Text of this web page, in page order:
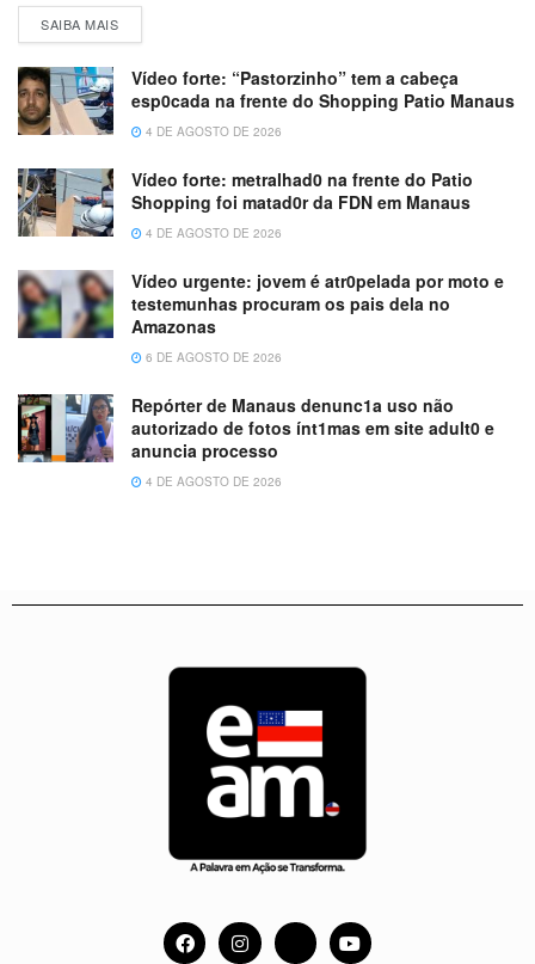
SAIBA MAIS
Vídeo forte: “Pastorzinho” tem a cabeça
esp0cada na frente do Shopping Patio Manaus
4 DE AGOSTO DE 2026
Vídeo forte: metralhad0 na frente do Patio
Shopping foi matad0r da FDN em Manaus
4 DE AGOSTO DE 2026
Vídeo urgente: jovem é atr0pelada por moto e
testemunhas procuram os pais dela no
Amazonas
6 DE AGOSTO DE 2026
Repórter de Manaus denunc1a uso não
autorizado de fotos ínt1mas em site adult0 e
anuncia processo
4 DE AGOSTO DE 2026